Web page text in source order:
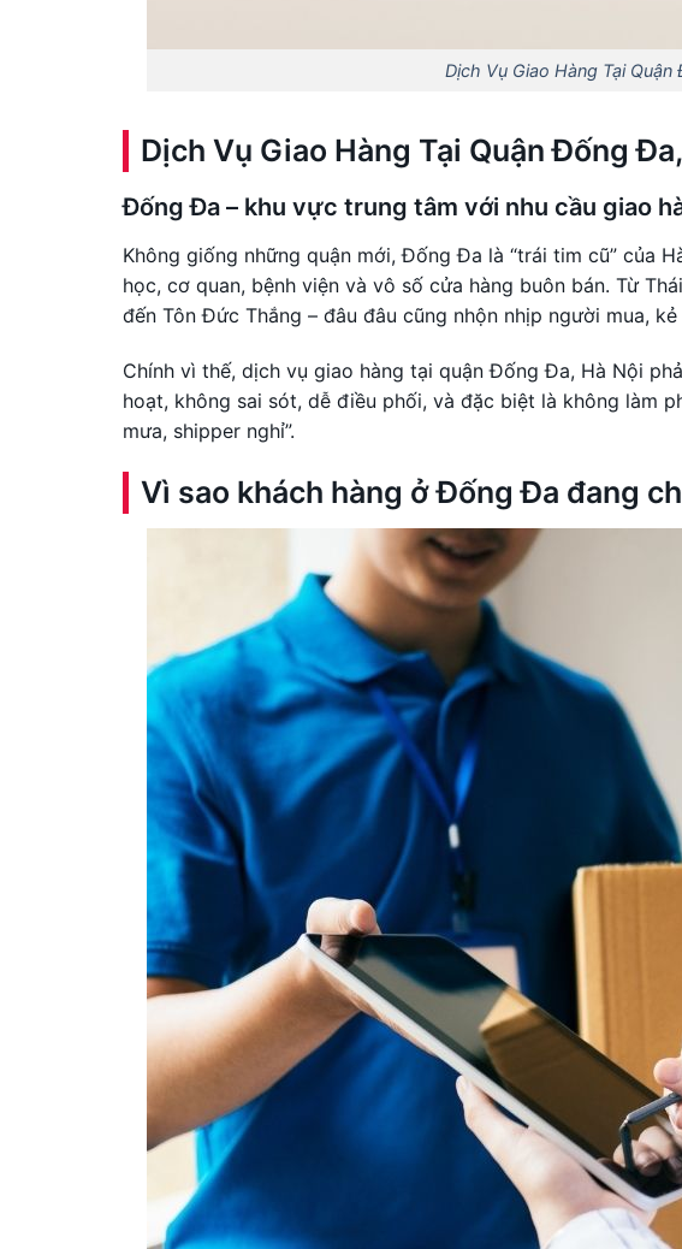
Dịch Vụ Giao Hàng Tại
Dịch Vụ Giao Hàng Tại Quận Đống
Đống Đa – khu vực trung tâm với nhu cầu giao
Không giống những quận mới, Đống Đa là “trái tim cũ” của
học, cơ quan, bệnh viện và vô số cửa hàng buôn bán. Từ
đến Tôn Đức Thắng – đâu đâu cũng nhộn nhịp người mua, kẻ
Chính vì thế, dịch vụ giao hàng tại quận Đống Đa, Hà Nội
hoạt, không sai sót, dễ điều phối, và đặc biệt là không làm
mưa, shipper nghỉ”.
Vì sao khách hàng ở Đống Đa đang